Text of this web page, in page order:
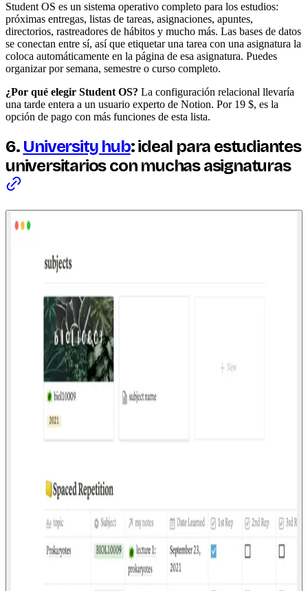
Student OS es un sistema operativo completo para los estudios:
próximas entregas, listas de tareas, asignaciones, apuntes,
directorios, rastreadores de hábitos y mucho más. Las bases de datos
se conectan entre sí, así que etiquetar una tarea con una asignatura la
coloca automáticamente en la página de esa asignatura. Puedes
organizar por semana, semestre o curso completo.
¿Por qué elegir Student OS? La configuración relacional llevaría
una tarde entera a un usuario experto de Notion. Por 19 $, es la
opción de pago con más funciones de esta lista.
6. University hub: ideal para estudiantes
universitarios con muchas asignaturas